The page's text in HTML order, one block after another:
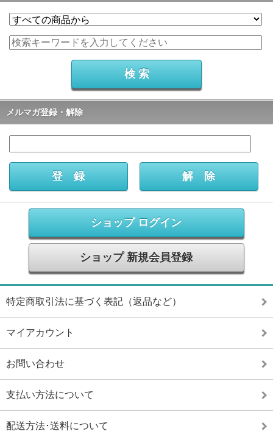
メルマガ登録・解除
ショップ ログイン
ショップ 新規会員登録
特定商取引法に基づく表記（返品など）
マイアカウント
お問い合わせ
支払い方法について
配送方法･送料について